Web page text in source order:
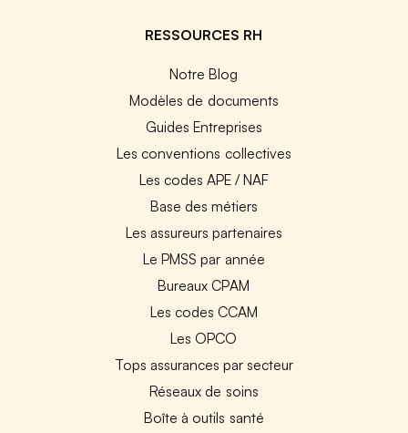
RESSOURCES RH
Notre Blog
Modèles de documents
Guides Entreprises
Les conventions collectives
Les codes APE / NAF
Base des métiers
Les assureurs partenaires
Le PMSS par année
Bureaux CPAM
Les codes CCAM
Les OPCO
Tops assurances par secteur
Réseaux de soins
Boîte à outils santé